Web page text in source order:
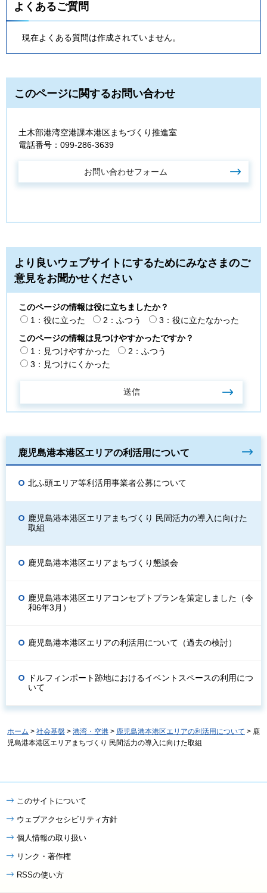
よくあるご質問
現在よくある質問は作成されていません。
このページに関するお問い合わせ
土木部港湾空港課本港区まちづくり推進室
電話番号：099-286-3639
より良いウェブサイトにするためにみなさまのご
意見をお聞かせください
このページの情報は役に立ちましたか？
1：役に立った
2：ふつう
3：役に立たなかった
このページの情報は見つけやすかったですか？
1：見つけやすかった
2：ふつう
3：見つけにくかった
鹿児島港本港区エリアの利活用について
北ふ頭エリア等利活用事業者公募について
鹿児島港本港区エリアまちづくり 民間活力の導入に向けた
取組
鹿児島港本港区エリアまちづくり懇談会
鹿児島港本港区エリアコンセプトプランを策定しました（令
和6年3月）
鹿児島港本港区エリアの利活用について（過去の検討）
ドルフィンポート跡地におけるイベントスペースの利用につ
いて
ホーム > 社会基盤 > 港湾・空港 > 鹿児島港本港区エリアの利活用について > 鹿
児島港本港区エリアまちづくり 民間活力の導入に向けた取組
このサイトについて
ウェブアクセシビリティ方針
個人情報の取り扱い
リンク・著作権
RSSの使い方